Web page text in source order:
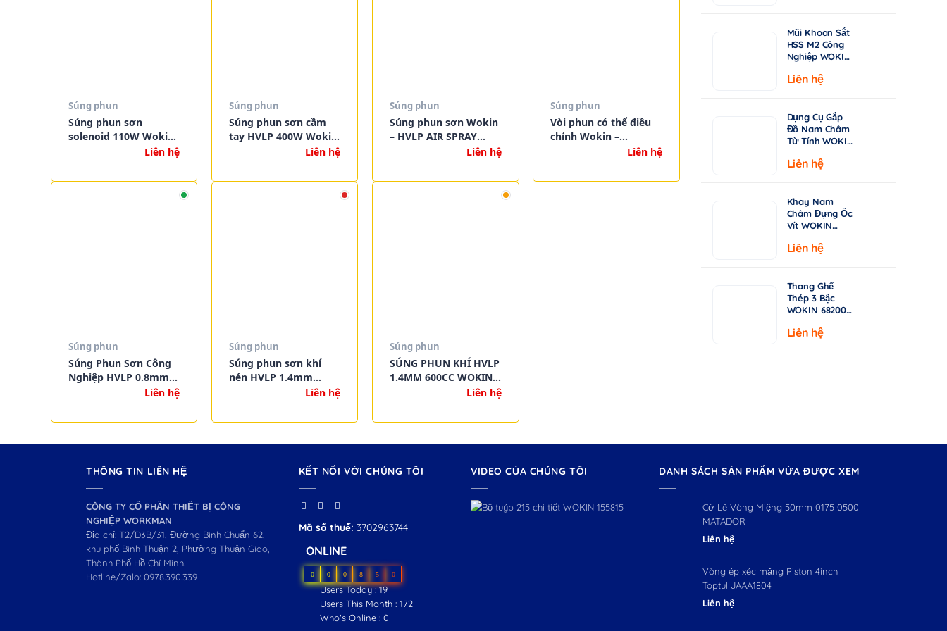
Súng phun
Súng phun sơn
solenoid 110W Wokin
– 110W SOLENOIDLiên hệ
Súng phun
Súng phun sơn cầm
tay HVLP 400W Wokin
– 400W HVLP HAND
Liên hệ
Súng phun
Súng phun sơn Wokin
– HVLP AIR SPRAY
Liên hệ
Súng phun
Vòi phun có thể điều
chỉnh Wokin –
ADJUSTABLE NOZZLE
Liên hệ
Súng phun
Súng Phun Sơn Công
Nghiệp HVLP 0.8mm
110cc Wokin 802001 –
Liên hệ
Súng phun
Súng phun sơn khí
nén HVLP 1.4mm
1000cc Wokin 803010
hãng, giá tốt 2025
Liên hệ
Súng phun
SÚNG PHUN KHÍ HVLP
1.4MM 600CC WOKIN
Liên hệ
Cứng
Mũi Khoan Sắt
HSS M2 Công
Nghiệp WOKIN
| Tiêu Chuẩn
Liên hệ
Dụng Cụ Gắp
Đồ Nam Châm
Từ Tính WOKIN
Rút Dài 130-
Liên hệ
Khay Nam
Châm Đựng Ốc
Vít WOKIN
Đường Kính
Liên hệ
Thang Ghế
Thép 3 Bậc
WOKIN 682003
150kg
Liên hệ
THÔNG TIN LIÊN HỆ
CÔNG TY CỔ PHẦN THIẾT BỊ CÔNG
NGHIỆP WORKMAN
Địa chỉ: T2/D3B/31, Đường Bình Chuẩn 62,
khu phố Bình Thuận 2, Phường Thuận Giao,
Thành Phố Hồ Chí Minh.
Hotline/Zalo: 0978.390.339
KẾT NỐI VỚI CHÚNG TÔI
Mã số thuế: 3702963744
ONLINE
0 0 0 8 5 0
Users Today : 19
Users This Month : 172
Who's Online : 0
VIDEO CỦA CHÚNG TÔI DANH SÁCH SẢN PHẨM VỪA ĐƯỢC XEM
Cờ Lê Vòng Miệng 50mm 0175 0500
MATADOR
Liên hệ
Vòng ép xéc măng Piston 4inch
Toptul JAAA1804
Liên hệ